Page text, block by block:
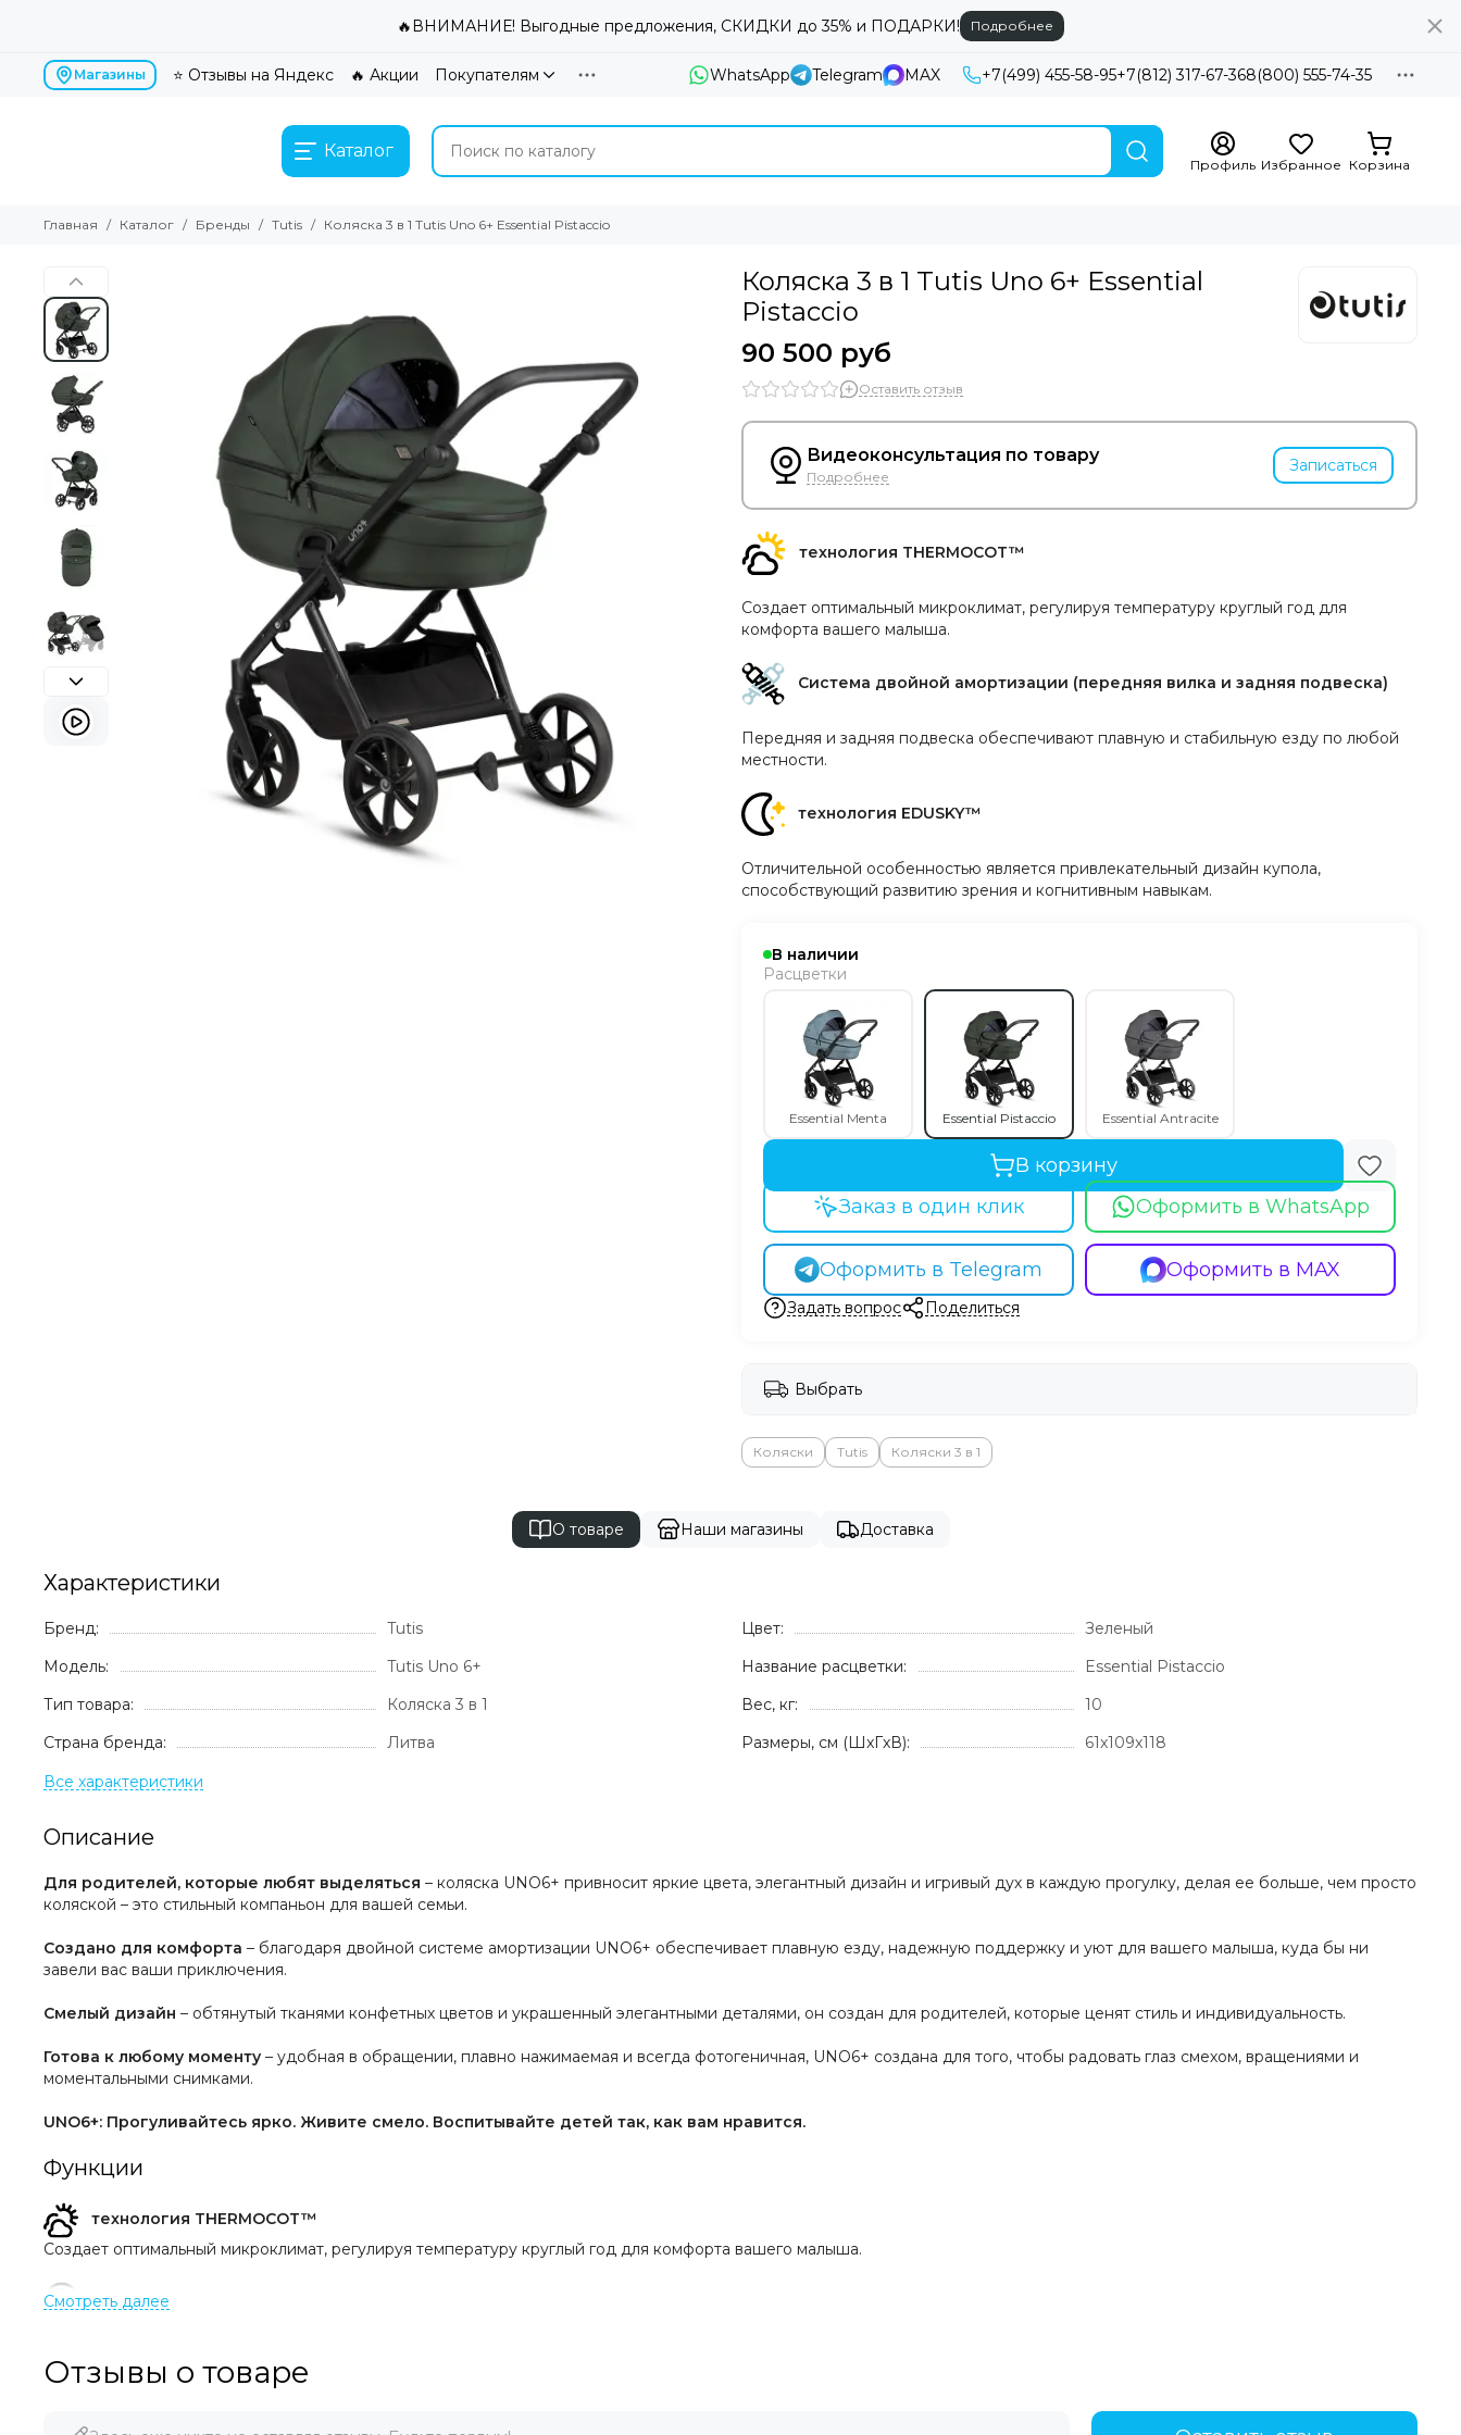
🔥ВНИМАНИЕ! Выгодные предложения, СКИДКИ до 35% и ПОДАРКИ! Подробнее
Магазины ⭐ Отзывы на Яндекс 🔥 Акции Покупателям WhatsApp Telegram MAX +7(499) 455-58-95+7(812) 317-67-368(800) 555-74-35
Каталог
Профиль Избранное Корзина
Главная Каталог Бренды Tutis Коляска 3 в 1 Tutis Uno 6+ Essential Pistaccio
Коляска 3 в 1 Tutis Uno 6+ Essential
Pistaccio
90 500 руб
Оставить отзыв
Видеоконсультация по товару
Подробнее
Записаться
технология THERMOCOT™
Создает оптимальный микроклимат, регулируя температуру круглый год для
комфорта вашего малыша.
Система двойной амортизации (передняя вилка и задняя подвеска)
Передняя и задняя подвеска обеспечивают плавную и стабильную езду по любой
местности.
технология EDUSKY™
Отличительной особенностью является привлекательный дизайн купола,
способствующий развитию зрения и когнитивным навыкам.
В наличии
Расцветки
Essential Menta Essential Pistaccio Essential Antracite
В корзину
Оформить в WhatsApp
Оформить в Telegram Оформить в MAX
Заказ в один клик
Задать вопрос Поделиться
Выбрать
Коляски Tutis Коляски 3 в 1
О товаре Наши магазины Доставка
Характеристики
Бренд:
Tutis
Модель:
Tutis Uno 6+
Тип товара:
Коляска 3 в 1
Страна бренда:
Литва
Цвет:
Зеленый
Название расцветки:
Essential Pistaccio
Вес, кг:
10
Размеры, см (ШxГxВ):
61x109x118
Описание
Для родителей, которые любят выделяться – коляска UNO6+ привносит яркие цвета, элегантный дизайн и игривый дух в каждую прогулку, делая ее больше, чем просто
коляской – это стильный компаньон для вашей семьи.
Создано для комфорта – благодаря двойной системе амортизации UNO6+ обеспечивает плавную езду, надежную поддержку и уют для вашего малыша, куда бы ни
завели вас ваши приключения.
Смелый дизайн – обтянутый тканями конфетных цветов и украшенный элегантными деталями, он создан для родителей, которые ценят стиль и индивидуальность.
Готова к любому моменту – удобная в обращении, плавно нажимаемая и всегда фотогеничная, UNO6+ создана для того, чтобы радовать глаз смехом, вращениями и
моментальными снимками.
UNO6+: Прогуливайтесь ярко. Живите смело. Воспитывайте детей так, как вам нравится.
Функции
технология THERMOCOT™
Создает оптимальный микроклимат, регулируя температуру круглый год для комфорта вашего малыша.
Колеса с технологией ALL-ROAD™
Компактный складной блок сиденья
Отзывы о товаре